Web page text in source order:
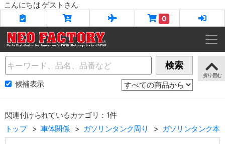
こんにちは ゲストさん
0
Name 検索
候補表示
関連付けられているカテゴリ：1件
トップ
車体関係 ガソリンタンク周り ガソリンタンク本